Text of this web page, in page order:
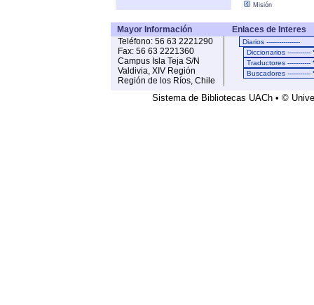
Misión
Mayor Información
Enlaces de Interes
Teléfono: 56 63 2221290
Fax: 56 63 2221360
Campus Isla Teja S/N
Valdivia, XIV Región
Región de los Ríos, Chile
Sistema de Bibliotecas UACh • ©